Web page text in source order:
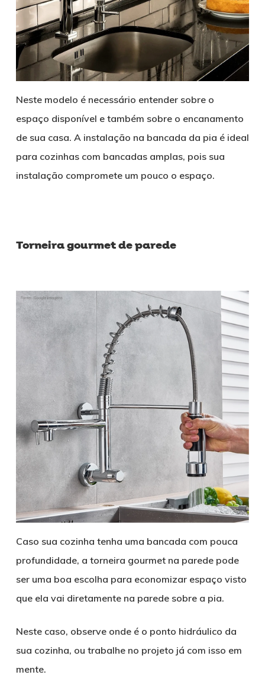
Neste modelo é necessário entender sobre o
espaço disponível e também sobre o encanamento
de sua casa. A instalação na bancada da pia é ideal
para cozinhas com bancadas amplas, pois sua
instalação compromete um pouco o espaço.
Torneira gourmet de parede
Caso sua cozinha tenha uma bancada com pouca
profundidade, a torneira gourmet na parede pode
ser uma boa escolha para economizar espaço visto
que ela vai diretamente na parede sobre a pia.
Neste caso, observe onde é o ponto hidráulico da
sua cozinha, ou trabalhe no projeto já com isso em
mente.